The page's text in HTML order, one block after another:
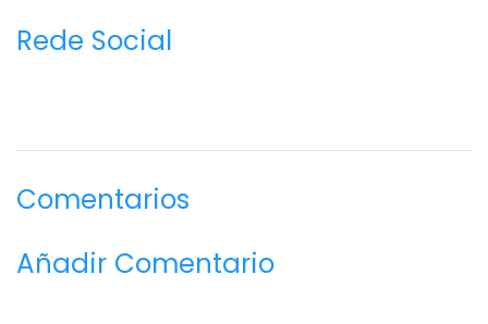
Rede Social
Comentarios
Añadir Comentario